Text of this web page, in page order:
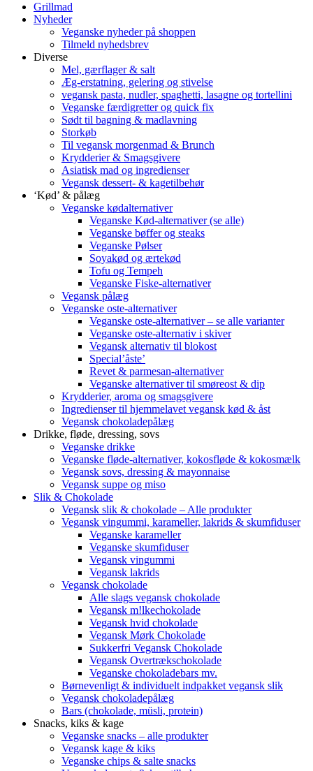
Grillmad
Nyheder
Veganske nyheder på shoppen
Tilmeld nyhedsbrev
Diverse
Mel, gærflager & salt
Æg-erstatning, gelering og stivelse
vegansk pasta, nudler, spaghetti, lasagne og tortellini
Veganske færdigretter og quick fix
Sødt til bagning & madlavning
Storkøb
Til vegansk morgenmad & Brunch
Krydderier & Smagsgivere
Asiatisk mad og ingredienser
Vegansk dessert- & kagetilbehør
‘Kød’ & pålæg
Veganske kødalternativer
Veganske Kød-alternativer (se alle)
Veganske bøffer og steaks
Veganske Pølser
Soyakød og ærtekød
Tofu og Tempeh
Veganske Fiske-alternativer
Vegansk pålæg
Veganske oste-alternativer
Veganske oste-alternativer – se alle varianter
Veganske oste-alternativ i skiver
Vegansk alternativ til blokost
Special’åste’
Revet & parmesan-alternativer
Veganske alternativer til smøreost & dip
Krydderier, aroma og smagsgivere
Ingredienser til hjemmelavet vegansk kød & åst
Vegansk chokoladepålæg
Drikke, fløde, dressing, sovs
Veganske drikke
Veganske fløde-alternativer, kokosfløde & kokosmælk
Vegansk sovs, dressing & mayonnaise
Vegansk suppe og miso
Slik & Chokolade
Vegansk slik & chokolade – Alle produkter
Vegansk vingummi, karameller, lakrids & skumfiduser
Veganske karameller
Veganske skumfiduser
Vegansk vingummi
Vegansk lakrids
Vegansk chokolade
Alle slags vegansk chokolade
Vegansk m!lkechokolade
Vegansk hvid chokolade
Vegansk Mørk Chokolade
Sukkerfri Vegansk Chokolade
Vegansk Overtrækschokolade
Veganske chokoladebars mv.
Børnevenligt & individuelt indpakket vegansk slik
Vegansk chokoladepålæg
Bars (chokolade, müsli, protein)
Snacks, kiks & kage
Veganske snacks – alle produkter
Vegansk kage & kiks
Veganske chips & salte snacks